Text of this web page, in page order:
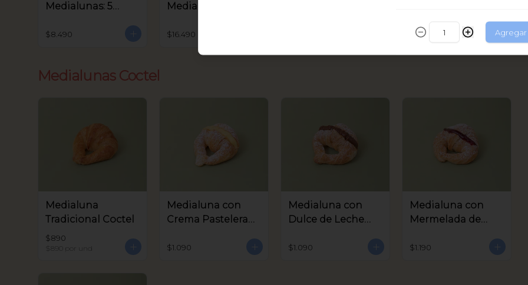
Medialunas: 5
$8.490
Medialunas: 10
$16.490 $15.490
Medialunas Coctel
Medialuna
Tradicional Coctel
$890
$890 por und
Medialuna con
Crema Pastelera
$1.090
Medialuna con
Dulce de Leche
$1.090
Medialuna con
Mermelada de
$1.190
Agregar